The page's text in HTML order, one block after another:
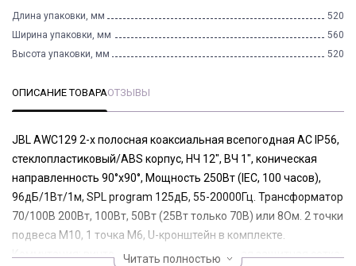
Длина упаковки, мм
520
Ширина упаковки, мм
560
Высота упаковки, мм
520
ОПИСАНИЕ ТОВАРАОТЗЫВЫ
JBL AWC129 2-х полосная коаксиальная всепогодная АС IP56,
стеклопластиковый/ABS корпус, НЧ 12", ВЧ 1", коническая
направленность 90°x90°, Мощность 250Вт (IEC, 100 часов),
96дБ/1Вт/1м, SPL program 125дБ, 55-20000Гц. Трансформатор
70/100В 200Вт, 100Вт, 50Вт (25Вт только 70В) или 8Ом. 2 точки
подвеса М10, 1 точка М6, U-кронштейн в комплекте.
Коммутация: винтовой терминал. 3-х слойная защитная сетка:
Читать полностью